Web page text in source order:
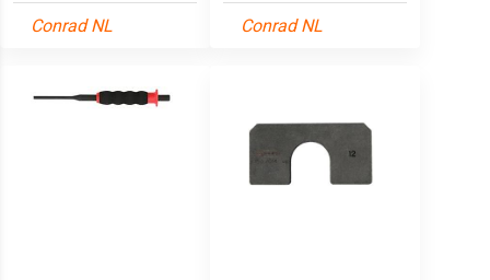
Conrad NL Conrad NL